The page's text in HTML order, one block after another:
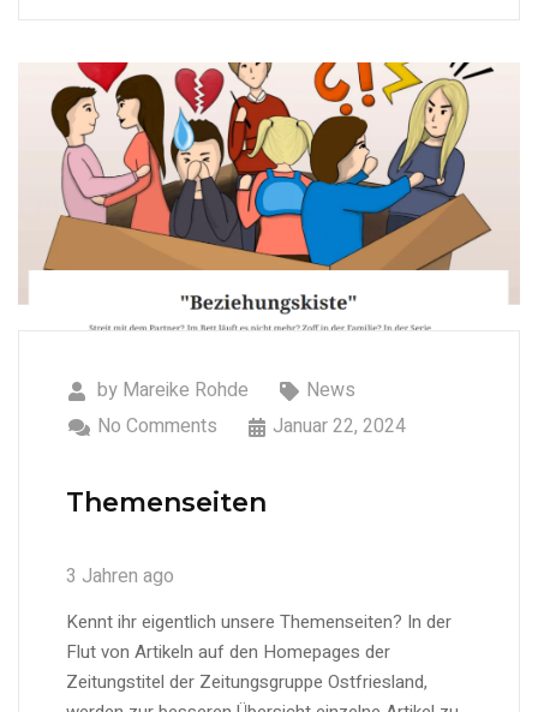
by Mareike Rohde
News
No Comments
Januar 22, 2024
Themenseiten
3 Jahren ago
Kennt ihr eigentlich unsere Themenseiten? In der
Flut von Artikeln auf den Homepages der
Zeitungstitel der Zeitungsgruppe Ostfriesland,